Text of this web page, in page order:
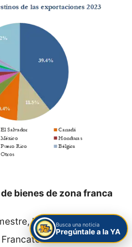
bienes de zona franca
las exportaciones
totalizaron 781.3
Busca una noticia
Pregúntale a la YA